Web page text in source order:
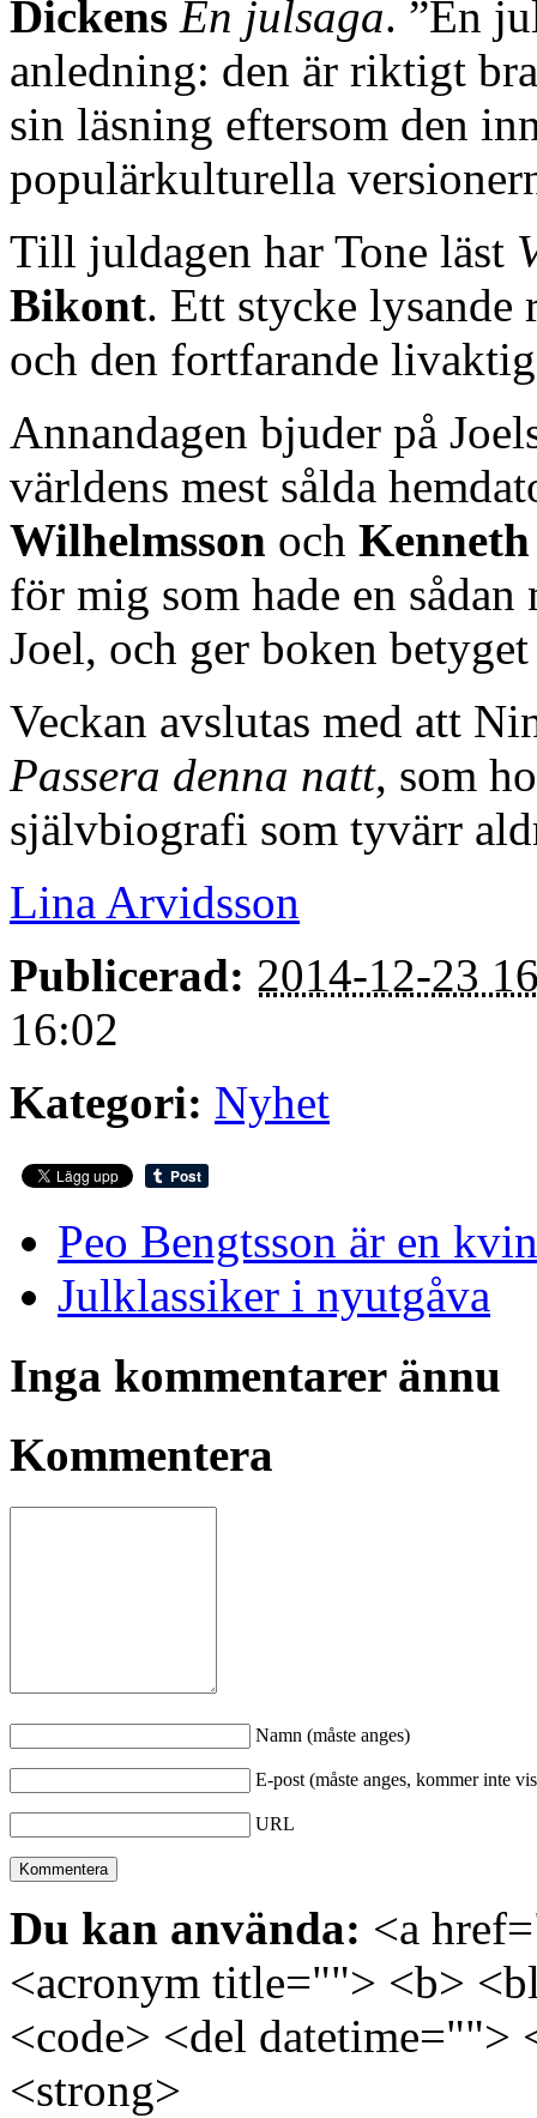
Dickens En julsaga. ”En
anledning: den är riktigt
sin läsning eftersom den
populärkulturella
Till juldagen har Tone läst
Bikont. Ett stycke lysande
och den fortfarande
Annandagen bjuder på
världens mest sålda
Wilhelmsson och
för mig som hade en sådan
Joel, och ger boken
Veckan avslutas med att
Passera denna natt, som
självbiografi som tyvärr
Lina Arvidsson
Publicerad: 2014-12-23
16:02
Kategori: Nyhet
Peo Bengtsson är en
Julklassiker i nyutgåva
Inga kommentarer ännu
Kommentera
Namn (måste anges)
E-post (måste anges, kommer inte
URL
Du kan använda: <a
<acronym title=""> <b>
<code> <del
<strong>